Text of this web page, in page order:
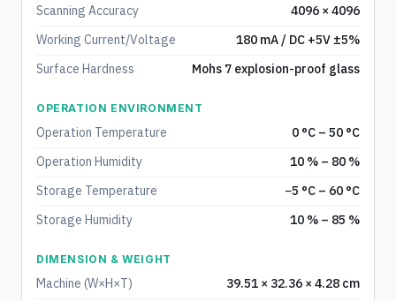
Scanning Accuracy
4096 × 4096
Working Current/Voltage
180 mA / DC +5V ±5%
Surface Hardness
Mohs 7 explosion-proof glass
OPERATION ENVIRONMENT
Operation Temperature
0 °C – 50 °C
Operation Humidity
10 % – 80 %
Storage Temperature
−5 °C – 60 °C
Storage Humidity
10 % – 85 %
DIMENSION & WEIGHT
Machine (W×H×T)
39.51 × 32.36 × 4.28 cm